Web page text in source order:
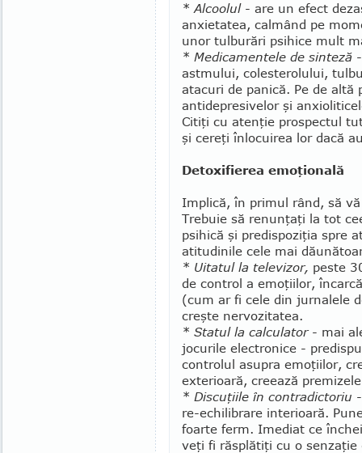
* Alcoolul- are un efect
anxietatea, calmând pe
unor tulburări psihice mult
* Medicamentele de sinteză
astmului, colesterolului,
atacuri de panică. Pe de altă
antidepresivelor şi
Citiţi cu atenţie prospectul
şi cereţi înlocuirea lor dacă
Detoxifierea emoţională
Implică, în primul rând, să
Trebuie să renunţaţi la tot
psihică şi predispoziţia spre
atitudinile cele mai
* Uitatul la televizor, peste
de control a emoţiilor,
(cum ar fi cele din jurnalele
creşte nervozitatea.
* Statul la calculator- mai
jocurile electronice -
controlul asupra emoţiilor,
exterioară, creează
* Discuţiile în contradictoriu
re-echilibrare interioară.
foarte ferm. Imediat ce
veţi fi răsplătiţi cu o senzaţie